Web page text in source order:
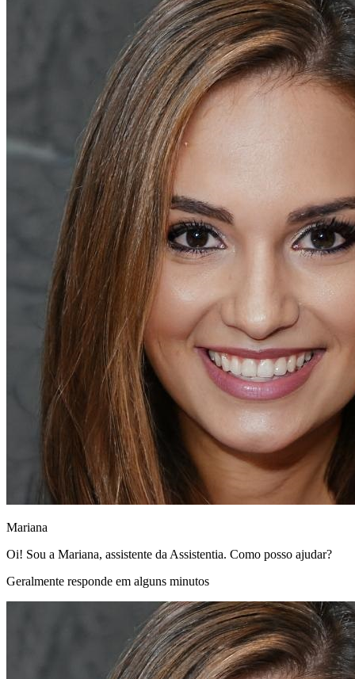
Mariana
Oi! Sou a Mariana, assistente da Assistentia. Como posso ajudar?
Geralmente responde em alguns minutos